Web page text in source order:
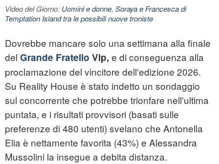
Video del Giorno: Uomini e donne, Soraya e Francesca di
Temptation Island tra le possibili nuove troniste
Dovrebbe mancare solo una settimana alla finale
del Grande Fratello Vip, e di conseguenza alla
proclamazione del vincitore dell'edizione 2026.
Su Reality House è stato indetto un sondaggio
sul concorrente che potrebbe trionfare nell'ultima
puntata, e i risultati provvisori (basati sulle
preferenze di 480 utenti) svelano che Antonella
Elia è nettamente favorita (43%) e Alessandra
Mussolini la insegue a debita distanza.